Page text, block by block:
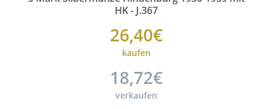
HK - J.367
26,40€
kaufen
18,72€
verkaufen